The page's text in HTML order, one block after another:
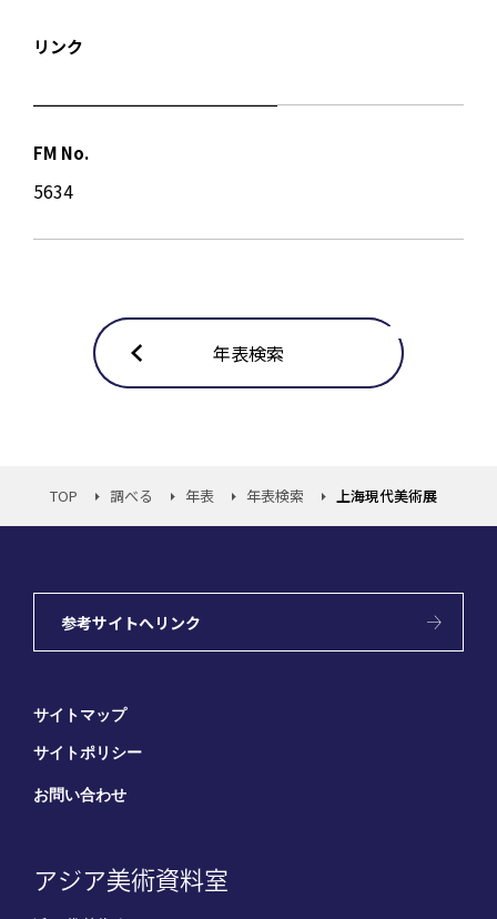
リンク
FM No.
5634
年表検索
TOP 調べる 年表 年表検索 上海現代美術展
参考サイトへリンク
サイトマップ
サイトポリシー
お問い合わせ
アジア美術資料室